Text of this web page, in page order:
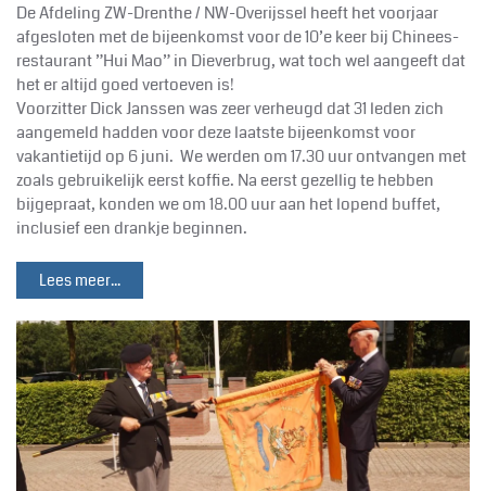
De Afdeling ZW-Drenthe / NW-Overijssel heeft het voorjaar
afgesloten met de bijeenkomst voor de 10’e keer bij Chinees-
restaurant ”Hui Mao” in Dieverbrug, wat toch wel aangeeft dat
het er altijd goed vertoeven is!
Voorzitter Dick Janssen was zeer verheugd dat 31 leden zich
aangemeld hadden voor deze laatste bijeenkomst voor
vakantietijd op 6 juni. We werden om 17.30 uur ontvangen met
zoals gebruikelijk eerst koffie. Na eerst gezellig te hebben
bijgepraat, konden we om 18.00 uur aan het lopend buffet,
inclusief een drankje beginnen.
Lees meer...